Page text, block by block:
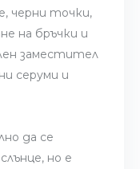
черни точки,
на бръчки и
заместител
серуми и
да се
но е